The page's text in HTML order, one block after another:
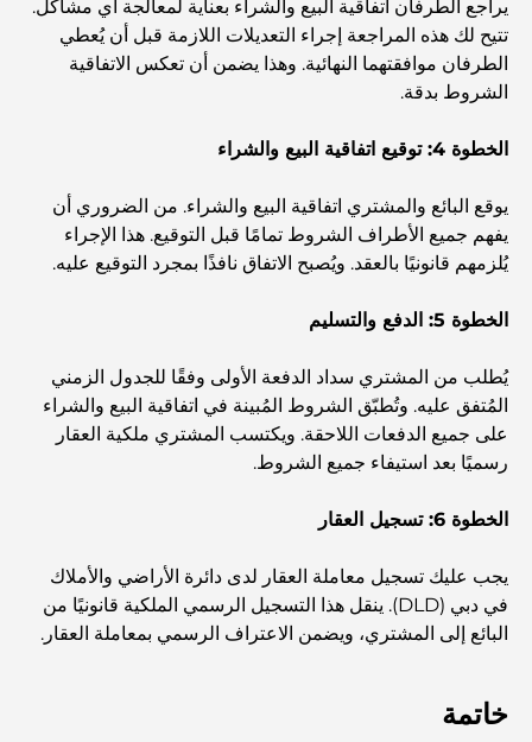
أغلى ساعات رولكس التي بيعت على الإطلاق
حضانة أطفال في دبي هيلز: دليل للآباء
أفضل المقاهي في وسط مدينة دبي: دليل شامل لعشاق القهوة
أغلى سيارات مرسيدس التي تم تصنيعها على الإطلاق
الانتقال إلى دبي من أستراليا: دليل شامل للانتقال
أغلى سيارات تسلا: الابتكار يلتقي بالأداء
يراجع الطرفان اتفاقية البيع والشراء بعناية لمعالجة أي مشاكل.
تتيح لك هذه المراجعة إجراء التعديلات اللازمة قبل أن يُعطي
الطرفان موافقتهما النهائية. وهذا يضمن أن تعكس الاتفاقية
الشروط بدقة.
الخطوة 4: توقيع اتفاقية البيع والشراء
يوقع البائع والمشتري اتفاقية البيع والشراء. من الضروري أن
يفهم جميع الأطراف الشروط تمامًا قبل التوقيع. هذا الإجراء
يُلزمهم قانونيًا بالعقد. ويُصبح الاتفاق نافذًا بمجرد التوقيع عليه.
الخطوة 5: الدفع والتسليم
يُطلب من المشتري سداد الدفعة الأولى وفقًا للجدول الزمني
المُتفق عليه. وتُطبّق الشروط المُبينة في اتفاقية البيع والشراء
على جميع الدفعات اللاحقة. ويكتسب المشتري ملكية العقار
رسميًا بعد استيفاء جميع الشروط.
الخطوة 6: تسجيل العقار
يجب عليك تسجيل معاملة العقار لدى دائرة الأراضي والأملاك
في دبي (DLD). ينقل هذا التسجيل الرسمي الملكية قانونيًا من
البائع إلى المشتري، ويضمن الاعتراف الرسمي بمعاملة العقار.
خاتمة